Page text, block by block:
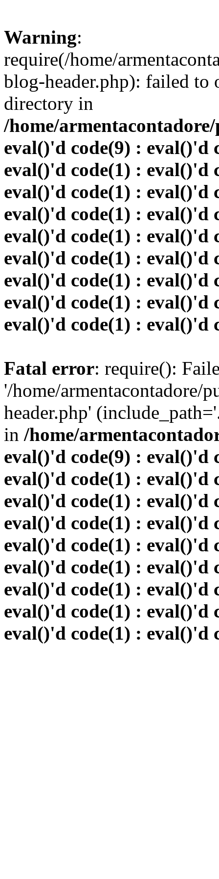
Warning:
require(/home/
blog-header.php): failed to
directory in
/home/
eval()'d code(9) : eval()'d
eval()'d code(1) : eval()'d
eval()'d code(1) : eval()'d
eval()'d code(1) : eval()'d
eval()'d code(1) : eval()'d
eval()'d code(1) : eval()'d
eval()'d code(1) : eval()'d
eval()'d code(1) : eval()'d
eval()'d code(1) : eval()'d
Fatal error: require():
'/home/armentacontadore/
header.php'
in /home/
eval()'d code(9) : eval()'d
eval()'d code(1) : eval()'d
eval()'d code(1) : eval()'d
eval()'d code(1) : eval()'d
eval()'d code(1) : eval()'d
eval()'d code(1) : eval()'d
eval()'d code(1) : eval()'d
eval()'d code(1) : eval()'d
eval()'d code(1) : eval()'d